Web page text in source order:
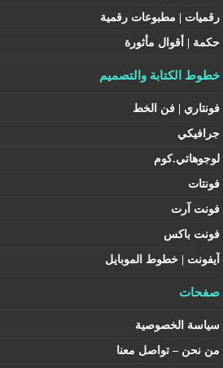
رقميات | مطبوعات رقمية
حكمة | أقوال مأثورة
خطوط الكتابة والتصميم
فونتاري | فن الخط
جرافيكي
لوجوهاتي.كوم
فونتات
فونت آرت
فونت باكس
آيفونت | خطوط الموبايل
صفحات
سياسة الخصوصية
من نحن – تواصل معنا